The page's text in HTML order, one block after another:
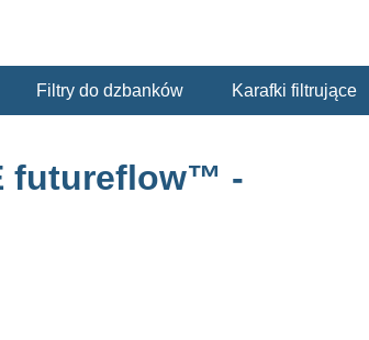
Filtry do dzbanków Karafki filtrujące
futureflow™ -